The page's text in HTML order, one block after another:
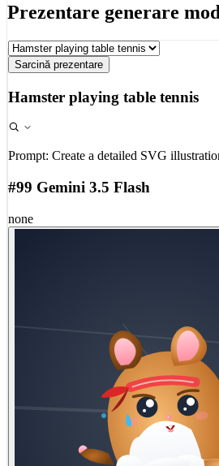
Prezentare generare
Sarcină prezentare
Hamster playing table tennis
Prompt: Create a detailed SVG
#99 Gemini 3.5 Flash
none